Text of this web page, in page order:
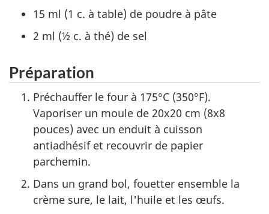
15 ml (1 c. à table) de poudre à pâte
2 ml (½ c. à thé) de sel
Préparation
Préchauffer le four à 175°C (350°F).
Vaporiser un moule de 20x20 cm (8x8
pouces) avec un enduit à cuisson
antiadhésif et recouvrir de papier
parchemin.
Dans un grand bol, fouetter ensemble la
crème sure, le lait, l'huile et les œufs.